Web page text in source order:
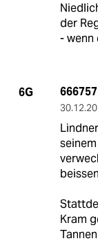
der
- wenn
6G
Kram